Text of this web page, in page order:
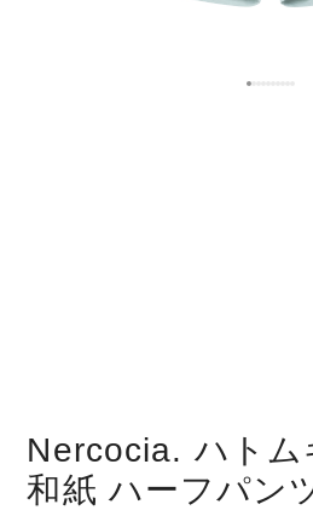
Nercocia. ハトム
和紙 ハーフパン